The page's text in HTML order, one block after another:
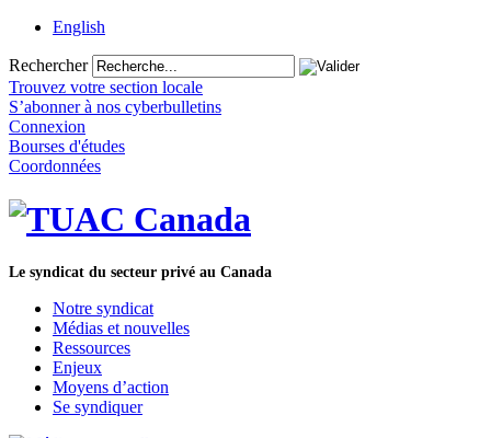
English
Rechercher
Trouvez votre section locale
S’abonner à nos cyberbulletins
Connexion
Bourses d'études
Coordonnées
Le syndicat du secteur privé au Canada
Notre syndicat
Médias et nouvelles
Ressources
Enjeux
Moyens d’action
Se syndiquer